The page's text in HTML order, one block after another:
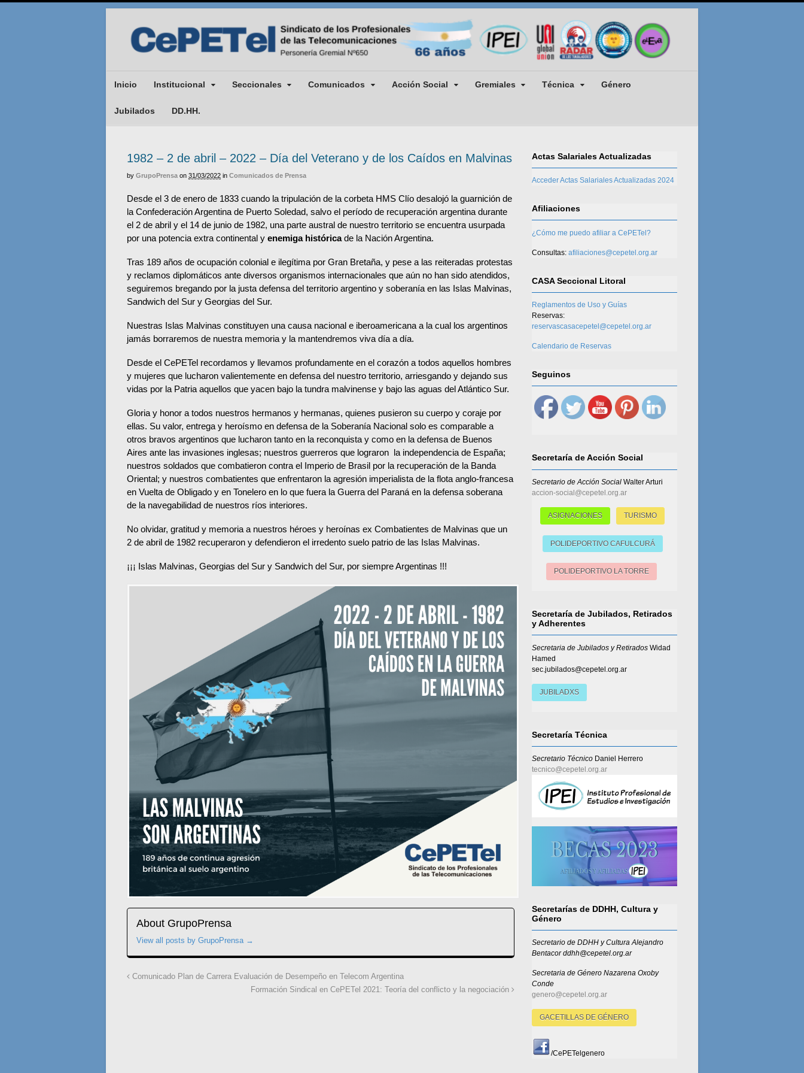
Inicio Institucional Seccionales Comunicados Acción Social Gremiales Técnica Género
Jubilados DD.HH.
1982 – 2 de abril – 2022 – Día del Veterano y de los Caídos en Malvinas
by GrupoPrensa on 31/03/2022 in Comunicados de Prensa
Desde el 3 de enero de 1833 cuando la tripulación de la corbeta HMS Clío desalojó la guarnición de
la Confederación Argentina de Puerto Soledad, salvo el período de recuperación argentina durante
el 2 de abril y el 14 de junio de 1982, una parte austral de nuestro territorio se encuentra usurpada
por una potencia extra continental y enemiga históricade la Nación Argentina.
Tras 189 años de ocupación colonial e ilegítima por Gran Bretaña, y pese a las reiteradas protestas
y reclamos diplomáticos ante diversos organismos internacionales que aún no han sido atendidos,
seguiremos bregando por la justa defensa del territorio argentino y soberanía en las Islas Malvinas,
Sandwich del Sur y Georgias del Sur.
Nuestras Islas Malvinas constituyen una causa nacional e iberoamericana a la cual los argentinos
jamás borraremos de nuestra memoria y la mantendremos viva día a día.
Desde el CePETel recordamos y llevamos profundamente en el corazón a todos aquellos hombres
y mujeres que lucharon valientemente en defensa del nuestro territorio, arriesgando y dejando sus
vidas por la Patria aquellos que yacen bajo la tundra malvinense y bajo las aguas del Atlántico Sur.
Gloria y honor a todos nuestros hermanos y hermanas, quienes pusieron su cuerpo y coraje por
ellas. Su valor, entrega y heroísmo en defensa de la Soberanía Nacional solo es comparable a
otros bravos argentinos que lucharon tanto en la reconquista y como en la defensa de Buenos
Aires ante las invasiones inglesas; nuestros guerreros que lograron la independencia de España;
nuestros soldados que combatieron contra el Imperio de Brasil por la recuperación de la Banda
Oriental; y nuestros combatientes que enfrentaron la agresión imperialista de la flota anglo-francesa
en Vuelta de Obligado y en Tonelero en lo que fuera la Guerra del Paraná en la defensa soberana
de la navegabilidad de nuestros ríos interiores.
No olvidar, gratitud y memoria a nuestros héroes y heroínas ex Combatientes de Malvinas que un
2 de abril de 1982 recuperaron y defendieron el irredento suelo patrio de las Islas Malvinas.
¡¡¡ Islas Malvinas, Georgias del Sur y Sandwich del Sur, por siempre Argentinas !!!
About GrupoPrensa
View all posts by GrupoPrensa →
Comunicado Plan de Carrera Evaluación de Desempeño en Telecom Argentina
Formación Sindical en CePETel 2021: Teoría del conflicto y la negociación
Actas Salariales Actualizadas
Acceder Actas Salariales Actualizadas 2024
Afiliaciones
¿Cómo me puedo afiliar a CePETel?
Consultas:afiliaciones@cepetel.org.ar
CASA Seccional Litoral
Reglamentos de Uso y Guías
Reservas:
reservascasacepetel@cepetel.org.ar
Calendario de Reservas
Seguinos
Secretaría de Acción Social
Secretario de Acción Social Walter Arturi
accion-social@cepetel.org.ar
ASIGNACIONES TURISMO
POLIDEPORTIVO CAFULCURÁ
POLIDEPORTIVO LA TORRE
Secretaría de Jubilados, Retirados
y Adherentes
Secretaria de Jubilados y Retirados Widad
Hamed
sec.jubilados@cepetel.org.ar
JUBILADXS
Secretaría Técnica
Secretario Técnico Daniel Herrero
tecnico@cepetel.org.ar
Secretarías de DDHH, Cultura y
Género
Secretario de DDHH y Cultura Alejandro
Bentacor ddhh@cepetel.org.ar
Secretaria de GéneroNazarena Oxoby
Conde
genero@cepetel.org.ar
GACETILLAS DE GÉNERO
/CePETelgenero